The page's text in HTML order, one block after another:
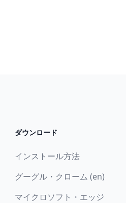
ダウンロード
インストール方法
グーグル・クローム (en)
マイクロソフト・エッジ